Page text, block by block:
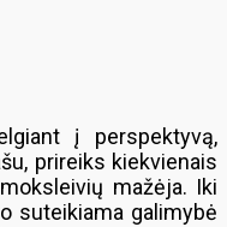
į perspektyvą,
prireiks kiekvienais
mažėja. Iki
suteikiama galimybė